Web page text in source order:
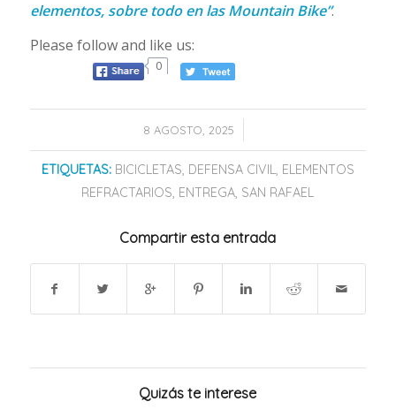
elementos, sobre todo en las Mountain Bike”.
Please follow and like us:
0
8 AGOSTO, 2025
/
ETIQUETAS: BICICLETAS, DEFENSA CIVIL, ELEMENTOS
REFRACTARIOS, ENTREGA, SAN RAFAEL
Compartir esta entrada
Quizás te interese